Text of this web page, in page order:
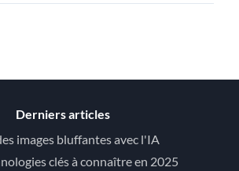
Derniers articles
images bluffantes avec l'IA
clés à connaître en 2025